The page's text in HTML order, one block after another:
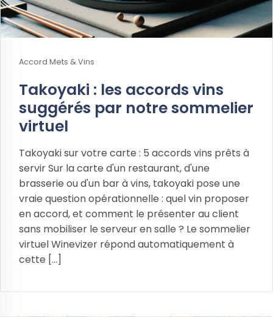
Accord Mets & Vins
Takoyaki : les accords vins
suggérés par notre sommelier
virtuel
Takoyaki sur votre carte : 5 accords vins prêts à
servir Sur la carte d'un restaurant, d'une
brasserie ou d'un bar à vins, takoyaki pose une
vraie question opérationnelle : quel vin proposer
en accord, et comment le présenter au client
sans mobiliser le serveur en salle ? Le sommelier
virtuel Winevizer répond automatiquement à
cette [...]